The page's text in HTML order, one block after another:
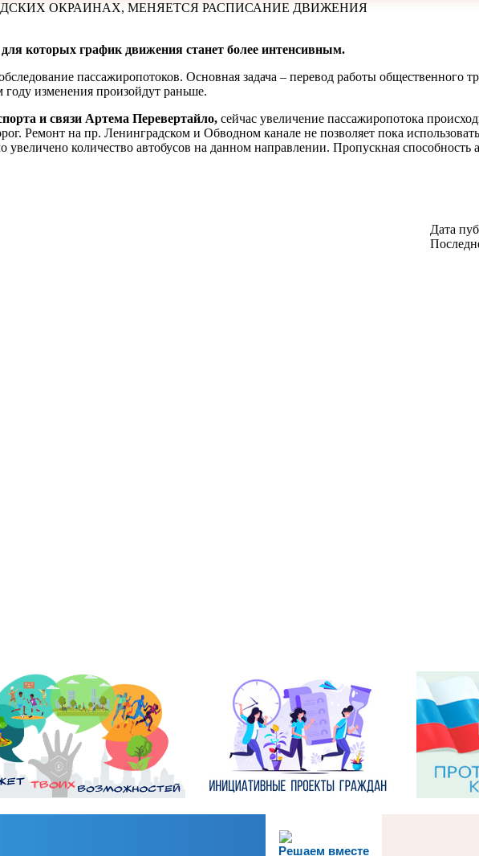
ОКРАИНАХ, МЕНЯЕТСЯ РАСПИСАНИЕ ДВИЖЕНИЯ
которых график движения станет более интенсивным.
пассажиропотоков. Основная задача – перевод работы
году изменения произойдут раньше.
и связи Артема Перевертайло, сейчас увеличение пассажиропотока
Ремонт на пр. Ленинградском и Обводном канале не позволяет пока
количество автобусов на данном направлении. Пропускная
Дата
Решаем вместе